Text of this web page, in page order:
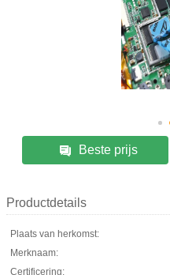
Beste prijs
Productdetails
Plaats van herkomst:
Merknaam:
Certificering: